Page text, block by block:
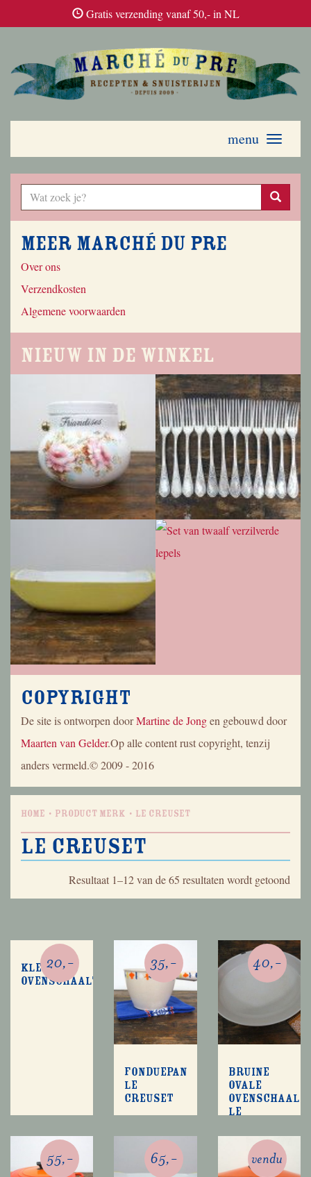
Gratis verzending vanaf 50,- in NL
Toggle
menu
Meer Marché du Pre
Over ons
Verzendkosten
Algemene voorwaarden
Nieuw in de winkel
Copyright
De site is ontworpen doorMartine de Jongen gebouwd door
Maarten van Gelder.Op alle content rust copyright, tenzij
anders vermeld.© 2009 - 2016
Home Product Merk Le Creuset
Le Creuset
Resultaat 1–12 van de 65 resultaten wordt getoond
op
Klein
ovenschaaltje
20,-
Fonduepan
Le
Creuset
35,-
Bruine
ovale
ovenschaal
Le
maat 36
40,-
55,- 65,- vendu